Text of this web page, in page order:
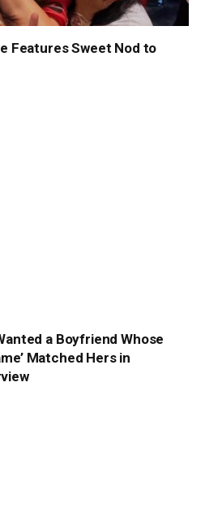
Features Sweet Nod to
a Boyfriend Whose
Matched Hers in